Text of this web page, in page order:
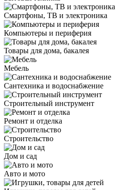
Смартфоны, ТВ и электроника
Компьютеры и периферия
Товары для дома, бакалея
Мебель
Сантехника и водоснабжение
Строительный инструмент
Ремонт и отделка
Строительство
Дом и сад
Авто и мото